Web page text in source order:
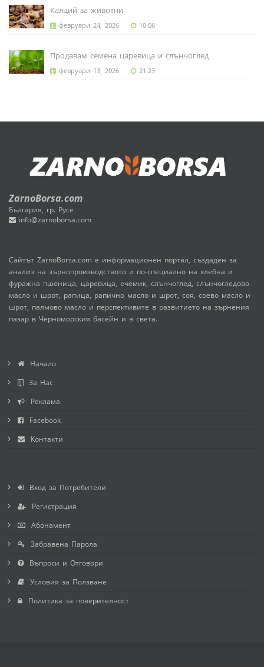
Калций за животни
февруари 24, 2026 10:06
Продавам семена царевица и слънчоглед
февруари 13, 2026 21:23
ZarnoBorsa.com
България, гр. Русе
info@zarnoborsa.com
Сайтът ZarnoBorsa.com е информационен портал, създаден за
анализ на зърнопроизводството и по-специално на хлебна и
фуражна пшеница, царевица, ечемик, слънчоглед, слънчогледово
масло и шрот, рапица, рапично масло и шрот, соя, соево масло и
шрот, палмово масло и перспективите в развитието на зърнения
пазар в Черноморския басейн и в света.
Начало
За Нас
Реклама
Facebook
Контакти
Вход за Потребители
Регистрация
Абонамент
Забравена Парола
Въпроси и Отговори
Условия за Ползване
Политика за поверителност